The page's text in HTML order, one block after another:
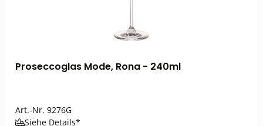
Proseccoglas Mode, Rona - 240ml
Art.-Nr. 9276G
Siehe Details*